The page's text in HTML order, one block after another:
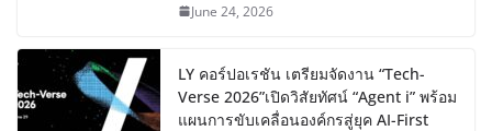
June 24, 2026
LY คอร์ปอเรชัน เตรียมจัดงาน “Tech-
Verse 2026”เปิดวิสัยทัศน์ “Agent i” พร้อม
แผนการขับเคลื่อนองค์กรสู่ยุค AI-First